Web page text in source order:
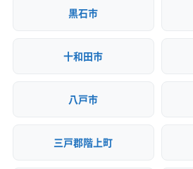
黒石市
十和田市
八戸市
三戸郡階上町